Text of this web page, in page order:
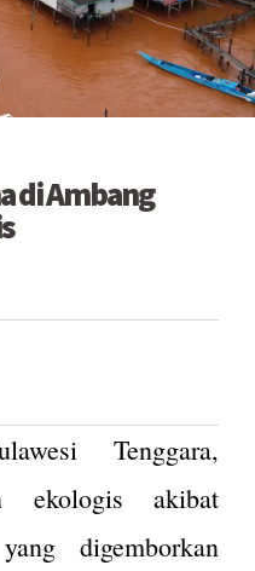
di Ambang
Tenggara,
ekologis akibat
digemborkan